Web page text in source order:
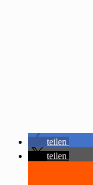
teilen
teilen